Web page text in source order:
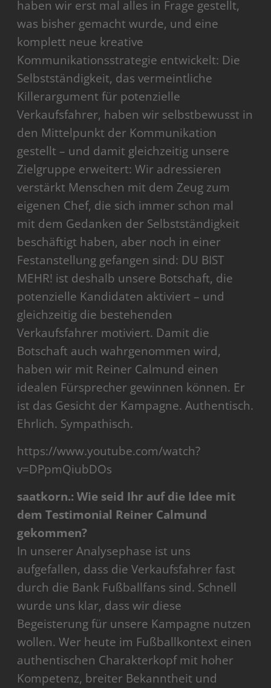
haben wir erst mal alles in Frage gestellt,
was bisher gemacht wurde, und eine
komplett neue kreative
Kommunikationsstrategie entwickelt: Die
Selbstständigkeit, das vermeintliche
Killerargument für potenzielle
Verkaufsfahrer, haben wir selbstbewusst in
den Mittelpunkt der Kommunikation
gestellt – und damit gleichzeitig unsere
Zielgruppe erweitert: Wir adressieren
verstärkt Menschen mit dem Zeug zum
eigenen Chef, die sich immer schon mal
mit dem Gedanken der Selbstständigkeit
beschäftigt haben, aber noch in einer
Festanstellung gefangen sind: DU BIST
MEHR! ist deshalb unsere Botschaft, die
potenzielle Kandidaten aktiviert – und
gleichzeitig die bestehenden
Verkaufsfahrer motiviert. Damit die
Botschaft auch wahrgenommen wird,
haben wir mit Reiner Calmund einen
idealen Fürsprecher gewinnen können. Er
ist das Gesicht der Kampagne. Authentisch.
Ehrlich. Sympathisch.
https://www.youtube.com/watch?
v=DPpmQiubDOs
saatkorn.: Wie seid Ihr auf die Idee mit
dem Testimonial Reiner Calmund
gekommen?
In unserer Analysephase ist uns
aufgefallen, dass die Verkaufsfahrer fast
durch die Bank Fußballfans sind. Schnell
wurde uns klar, dass wir diese
Begeisterung für unsere Kampagne nutzen
wollen. Wer heute im Fußballkontext einen
authentischen Charakterkopf mit hoher
Kompetenz, breiter Bekanntheit und